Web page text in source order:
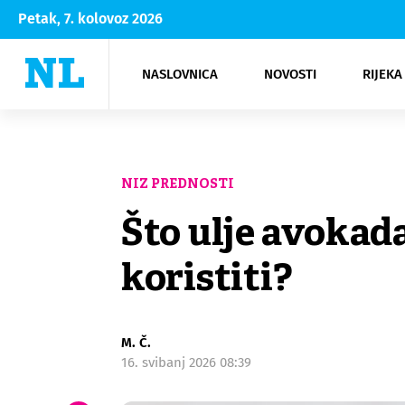
Petak, 7. kolovoz 2026
NASLOVNICA NOVOSTI
Rijeka Opatija
NK
Moda
Kultura
NIZ PREDNOSTI
Što ulje
koristiti?
M. Č.
16. svibanj 2026 08:39